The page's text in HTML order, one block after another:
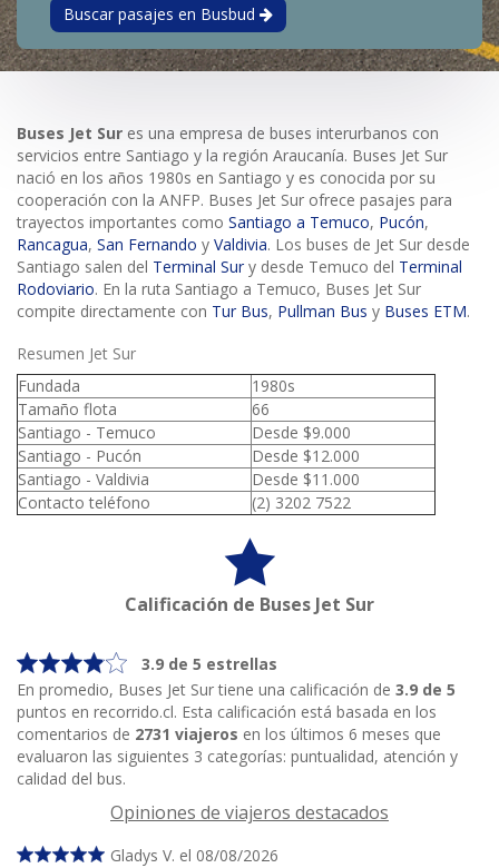
Buscar pasajes en Busbud
Buses Jet Sur es una empresa de buses interurbanos con
servicios entre Santiago y la región Araucanía. Buses Jet Sur
nació en los años 1980s en Santiago y es conocida por su
cooperación con la ANFP. Buses Jet Sur ofrece pasajes para
trayectos importantes como Santiago a Temuco, Pucón,
Rancagua, San Fernando y Valdivia. Los buses de Jet Sur desde
Santiago salen del Terminal Sur y desde Temuco del Terminal
Rodoviario. En la ruta Santiago a Temuco, Buses Jet Sur
compite directamente con Tur Bus, Pullman Bus y Buses ETM.
Resumen Jet Sur
Fundada
1980s
Tamaño flota
66
Santiago - Temuco
Desde $9.000
Santiago - Pucón
Desde $12.000
Santiago - Valdivia
Desde $11.000
Contacto teléfono
(2) 3202 7522
Calificación de Buses Jet Sur
3.9 de 5 estrellas
En promedio, Buses Jet Sur tiene una calificación de 3.9 de 5
puntos en recorrido.cl. Esta calificación está basada en los
comentarios de 2731 viajeros en los últimos 6 meses que
evaluaron las siguientes 3 categorías: puntualidad, atención y
calidad del bus.
Opiniones de viajeros destacados
Gladys V. el 08/08/2026